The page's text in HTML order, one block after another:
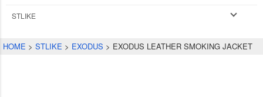
STLIKE
HOME STLIKE EXODUS EXODUS LEATHER SMOKING JACKET